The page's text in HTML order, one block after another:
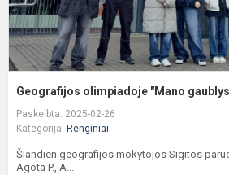
Geografijos olimpiadoje "Mano
Paskelbta: 2025-02-26
Kategorija: Renginiai
Šiandien geografijos mokytojos Sigitos
Agota P., A...